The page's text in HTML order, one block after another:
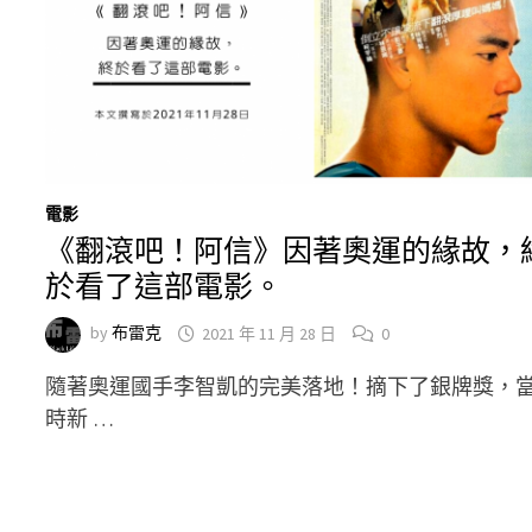
電影
《翻滾吧！阿信》因著奧運的緣故，
於看了這部電影。
by布雷克 2021 年 11 月 28 日 0
隨著奧運國手李智凱的完美落地！摘下了銀牌獎，
時新 …